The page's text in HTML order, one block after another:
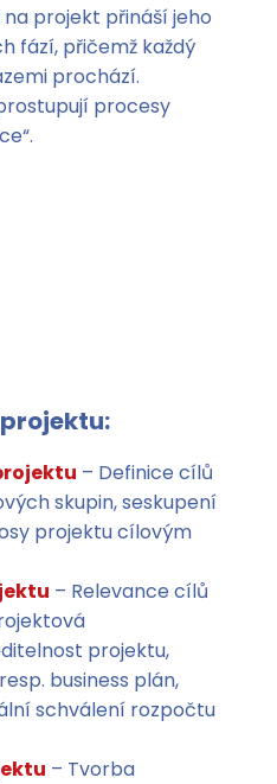
projekt přináší jeho
fází, přičemž každý
prochází.
procesy
– Definice cílů
skupin, seskupení
projektu cílovým
– Relevance cílů
projektu,
business plán,
schválení rozpočtu
– Tvorba